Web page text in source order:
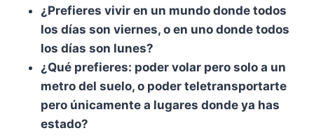
¿Prefieres vivir en un mundo donde todos
los días son viernes, o en uno donde todos
los días son lunes?
¿Qué prefieres: poder volar pero solo a un
metro del suelo, o poder teletransportarte
pero únicamente a lugares donde ya has
estado?